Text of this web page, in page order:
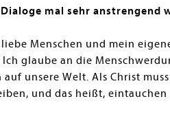
mal sehr anstrengend
Menschen und mein
glaube an die
unsere Welt. Als Christ
und das heißt,